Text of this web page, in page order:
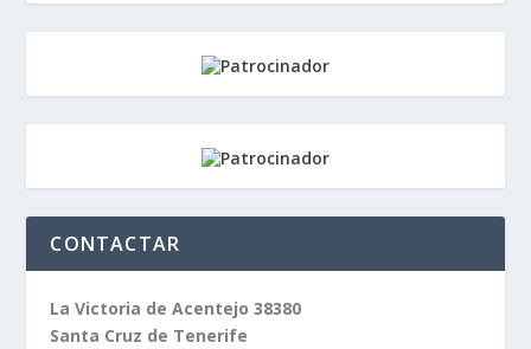
CONTACTAR
La Victoria de Acentejo 38380
Santa Cruz de Tenerife